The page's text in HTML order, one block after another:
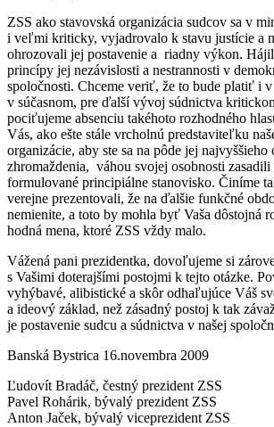
ZSS ako stavovská organizácia sudcov sa v
i veľmi kriticky, vyjadrovalo k stavu justície a
ohrozovali jej postavenie a riadny výkon.
princípy jej nezávislosti a nestrannosti v
spoločnosti. Chceme veriť, že to bude platiť i
v súčasnom, pre ďalší vývoj súdnictva
pociťujeme absenciu takéhoto rozhodného
Vás, ako ešte stále vrcholnú predstaviteľku
organizácie, aby ste sa na pôde jej
zhromaždenia, váhou svojej osobnosti zasadili
formulované principiálne stanovisko. Činíme
verejne prezentovali, že na ďalšie funkčné
nemienite, a toto by mohla byť Vaša dôstojná
hodná mena, ktoré ZSS vždy malo.
Vážená pani prezidentka, dovoľujeme si
s Vašimi doterajšími postojmi k tejto otázke.
vyhýbavé, alibistické a skôr odhaľujúce Váš
a ideový základ, než zásadný postoj k tak
je postavenie sudcu a súdnictva v našej
Banská Bystrica 16.novembra 2009
Ľudovít Bradáč, čestný prezident ZSS
Pavel Rohárik, bývalý prezident ZSS
Anton Jaček, bývalý viceprezident ZSS